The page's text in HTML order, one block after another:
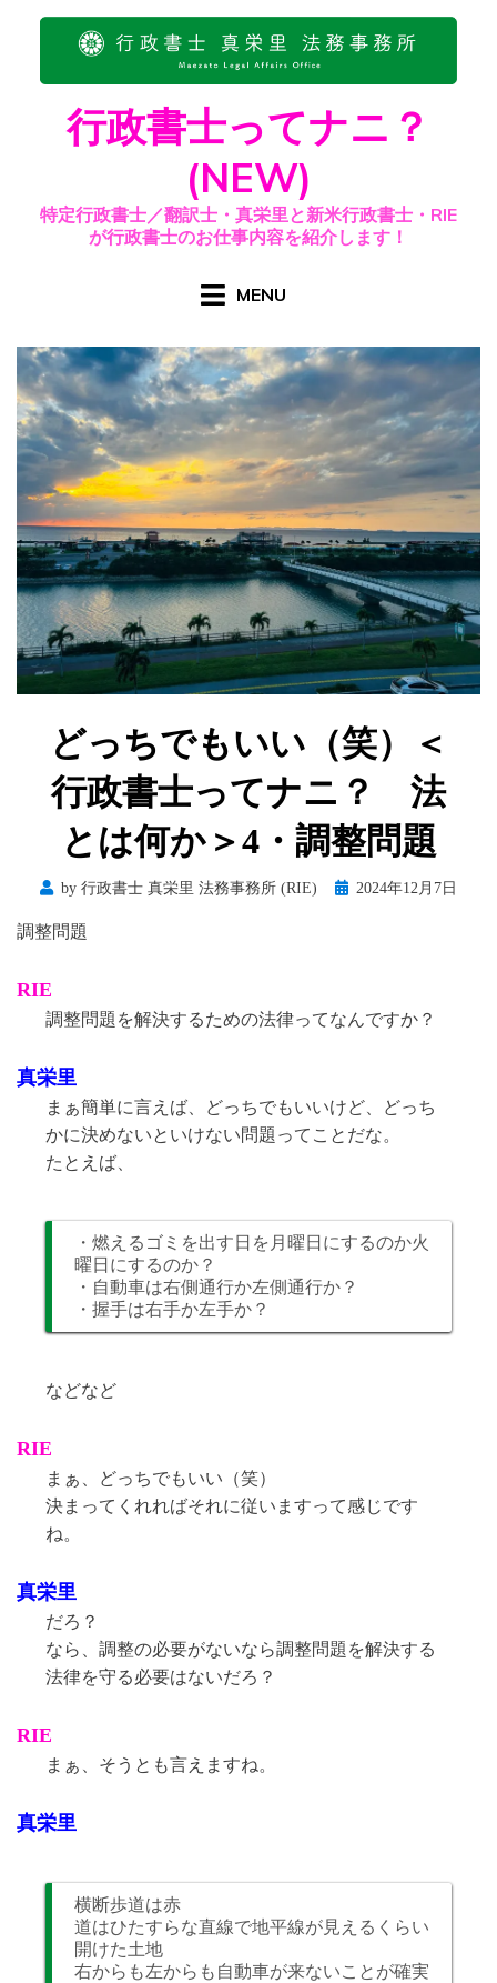
行政書士ってナニ？
(NEW)
特定行政書士／翻訳士・真栄里と新米行政書士・RIE
が行政書士のお仕事内容を紹介します！
MENU
どっちでもいい（笑）＜
行政書士ってナニ？ 法
とは何か＞4・調整問題
by 行政書士 真栄里 法務事務所 (RIE)
Posted2024年12月7日
調整問題
RIE
調整問題を解決するための法律ってなんですか？
真栄里
まぁ簡単に言えば、どっちでもいいけど、どっち
かに決めないといけない問題ってことだな。
たとえば、
・燃えるゴミを出す日を月曜日にするのか火
曜日にするのか？
・自動車は右側通行か左側通行か？
・握手は右手か左手か？
などなど
RIE
まぁ、どっちでもいい（笑）
決まってくれればそれに従いますって感じです
ね。
真栄里
だろ？
なら、調整の必要がないなら調整問題を解決する
法律を守る必要はないだろ？
RIE
まぁ、そうとも言えますね。
真栄里
横断歩道は赤
道はひたすらな直線で地平線が見えるくらい
開けた土地
右からも左からも自動車が来ないことが確実